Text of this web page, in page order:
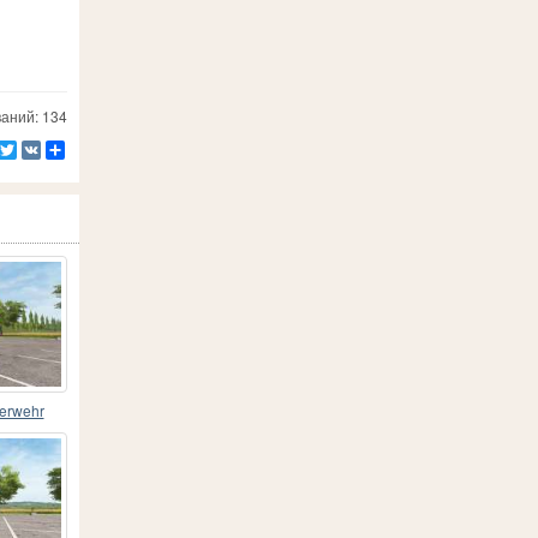
134
Twitter
VK